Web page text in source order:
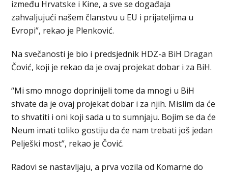
između Hrvatske i Kine, a sve se događaja
zahvaljujući našem članstvu u EU i prijateljima u
Evropi”, rekao je Plenković.
Na svečanosti je bio i predsjednik HDZ-a BiH Dragan
Čović, koji je rekao da je ovaj projekat dobar i za BiH.
“Mi smo mnogo doprinijeli tome da mnogi u BiH
shvate da je ovaj projekat dobar i za njih. Mislim da će
to shvatiti i oni koji sada u to sumnjaju. Bojim se da će
Neum imati toliko gostiju da će nam trebati još jedan
Pelješki most”, rekao je Čović.
Radovi se nastavljaju, a prva vozila od Komarne do